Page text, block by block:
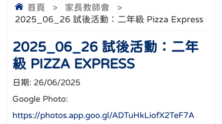
首頁 > 家長教師會
>
2025_06_26 試後活動：二年級 Pizza Express
2025_06_26 試後活動：二年
級 PIZZA EXPRESS
日期: 26/06/2025
Google Photo:
https://photos.app.goo.gl/ADTuHkLiofX2TeF7A